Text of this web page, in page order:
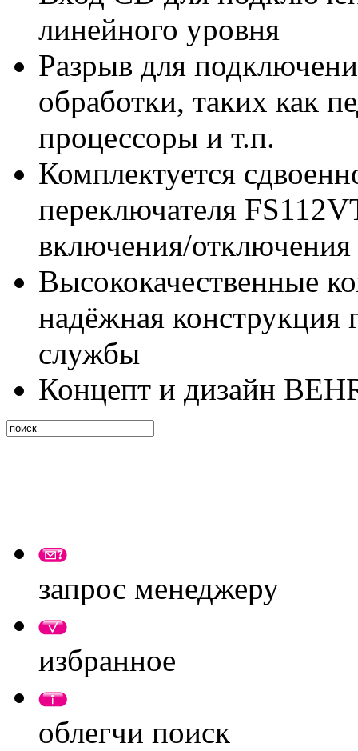
линейного уровня
Разрыв для
обработки, таких как
процессоры и т.п.
Комплектуется
переключателя
включения/
Высококачественные
надёжная конструкция
службы
Концепт и дизайн
запрос менеджеру
избранное
облегчи поиск